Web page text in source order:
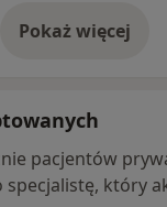
Pokaż więcej
o adresie
pacjentów
który